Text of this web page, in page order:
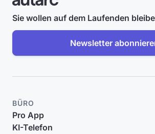
Sie wollen auf dem Laufenden
Newsletter
BÜRO
Pro App
KI-Telefon